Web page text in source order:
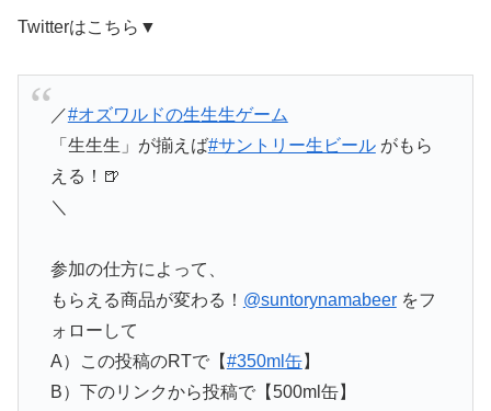
Twitterはこちら▼
／#オズワルドの生生生ゲーム
「生生生」が揃えば#サントリー生ビールがもら
える！🍺
＼
参加の仕方によって、
もらえる商品が変わる！ @suntorynamabeerをフ
ォロー​して
A）この投稿のRTで【#350ml缶】
B）下のリンクから投稿で【500ml缶】